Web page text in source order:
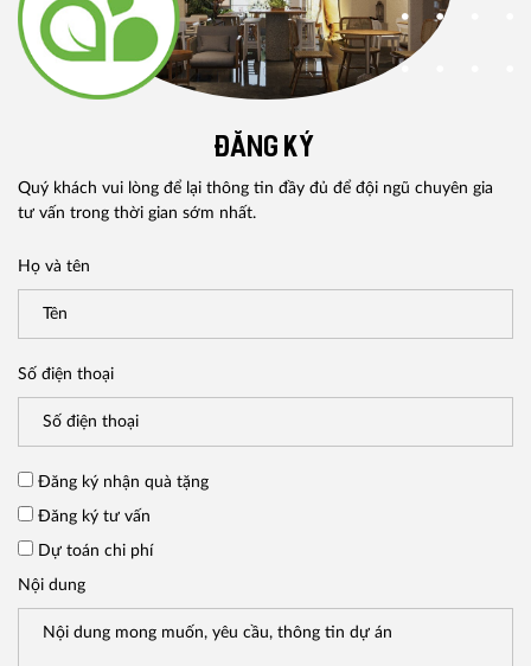
ĐĂNG KÝ
Quý khách vui lòng để lại thông tin đầy đủ để đội ngũ chuyên gia
tư vấn trong thời gian sớm nhất.
Họ và tên
Số điện thoại
Đăng ký nhận quà tặng
Đăng ký tư vấn
Dự toán chi phí
Nội dung